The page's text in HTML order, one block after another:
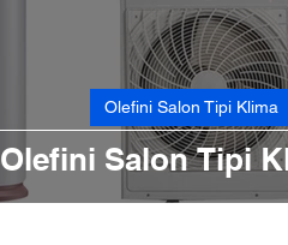
Olefini Salon Tipi
Olefini Salon Tipi Klima